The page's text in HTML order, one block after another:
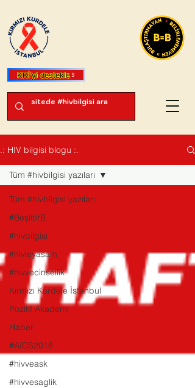
KKİ'yi destekle
.: HIV bilgisi blogu :.
Tüm #hivbilgisi yazıları
#BeşittirB
#hivbilgisi
#hivleyasam
#hivvecinsellik
Kırmızı Kurdele İstanbul
Pozitif Akademi
Haber
#AIDS2018
#hivveask
#hivvesaglik
Tüm #hivbilgisi yazıları